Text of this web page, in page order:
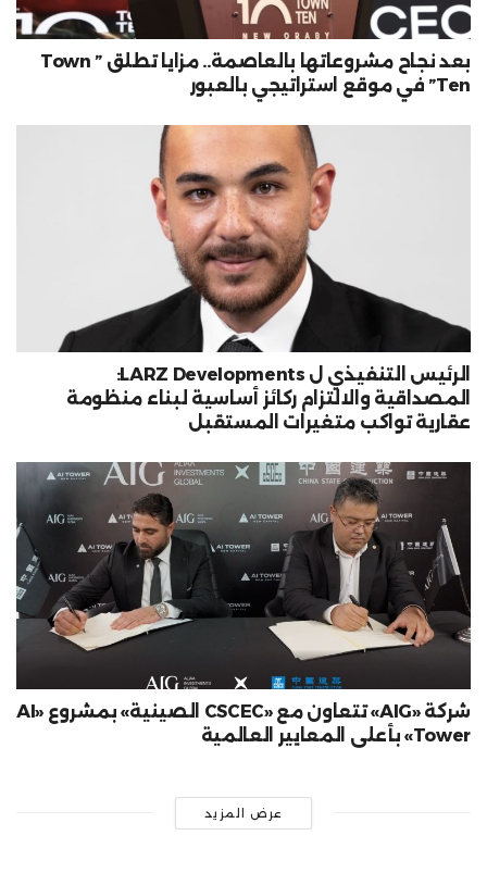
بعد نجاح مشروعاتها بالعاصمة.. مزايا تطلق ” Town
Ten” في موقع استراتيجي بالعبور
الرئيس التنفيذي ل LARZ Developments:
المصداقية والالتزام ركائز أساسية لبناء منظومة
عقارية تواكب متغيرات المستقبل
شركة «AIG» تتعاون مع «CSCEC الصينية» بمشروع «AI
Tower» بأعلى المعايير العالمية
عرض المزيد